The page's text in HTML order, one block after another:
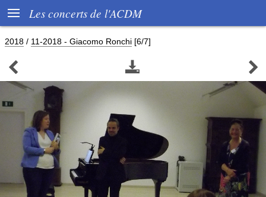
 Les concerts de l'ACDM
2018 / 11-2018 - Giacomo Ronchi [6/7]
  